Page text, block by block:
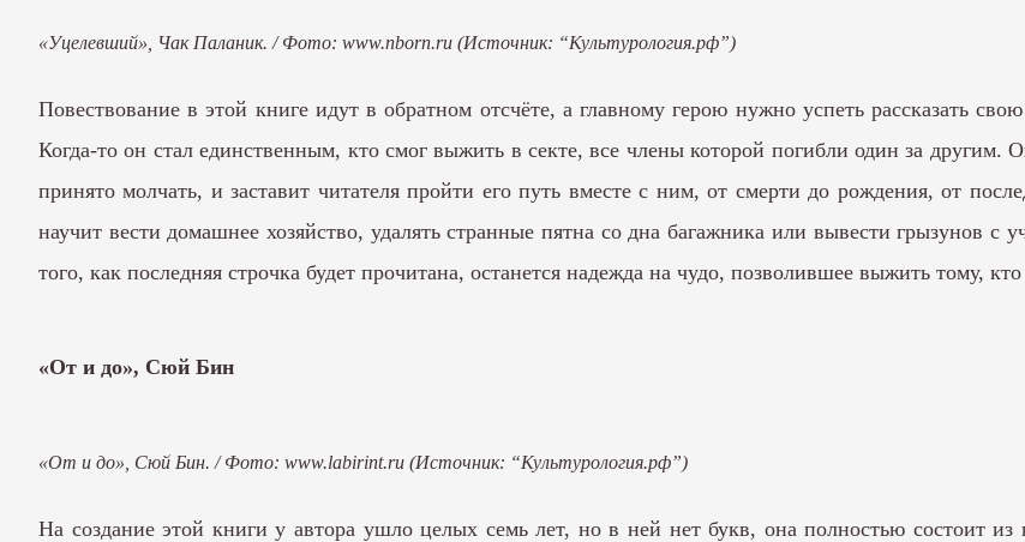
«Уцелевший», Чак Паланик. / Фото: www.nborn.ru (Источник: “Культурология.рф”)
Повествование в этой книге идут в обратном отсчёте, а главному герою нужно успеть рассказать
Когда-то он стал единственным, кто смог выжить в секте, все члены которой погибли один за другим.
принято молчать, и заставит читателя пройти его путь вместе с ним, от смерти до рождения, от
научит вести домашнее хозяйство, удалять странные пятна со дна багажника или вывести грызунов с
того, как последняя строчка будет прочитана, останется надежда на чудо, позволившее выжить тому,
«От и до», Сюй Бин
«От и до», Сюй Бин. / Фото: www.labirint.ru (Источник: “Культурология.рф”)
На создание этой книги у автора ушло целых семь лет, но в ней нет букв, она полностью состоит